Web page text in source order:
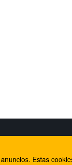
Internet Rural Mallorca
Estas